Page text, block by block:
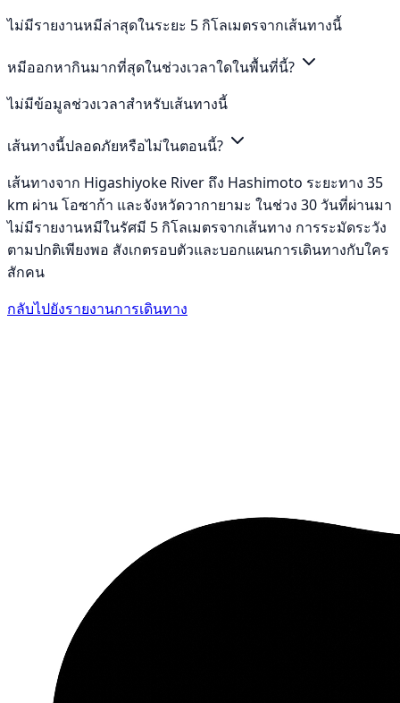
ไม่มีรายงานหมีล่าสุดในระยะ 5 กิโลเมตรจากเส้นทางนี้
หมีออกหากินมากที่สุดในช่วงเวลาใดในพื้นที่นี้?
ไม่มีข้อมูลช่วงเวลาสำหรับเส้นทางนี้
เส้นทางนี้ปลอดภัยหรือไม่ในตอนนี้?
เส้นทางจาก Higashiyoke River ถึง Hashimoto ระยะทาง 35
km ผ่าน โอซาก้า และจังหวัดวากายามะ ในช่วง 30 วันที่ผ่านมา
ไม่มีรายงานหมีในรัศมี 5 กิโลเมตรจากเส้นทาง การระมัดระวัง
ตามปกติเพียงพอ สังเกตรอบตัวและบอกแผนการเดินทางกับใคร
สักคน
กลับไปยังรายงานการเดินทาง